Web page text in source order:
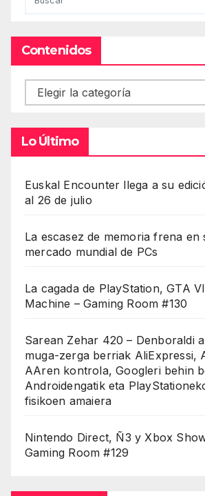
Contenidos
Contenidos
Lo Último
Euskal Encounter llega a su
al 26 de julio
La escasez de memoria frena en
mercado mundial de PCs
La cagada de PlayStation, GTA
Machine – Gaming Room #130
Sarean Zehar 420 – Denboraldi
muga-zerga berriak AliExpressi,
AAren kontrola, Googleri behin
Androidengatik eta
fisikoen amaiera
Nintendo Direct, Ñ3 y Xbox
Gaming Room #129